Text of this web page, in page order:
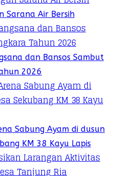
Sarana Air Bersih
dan Bansos Sambut
2026
Sabung Ayam di dusun
KM 38 Kayu Lapis